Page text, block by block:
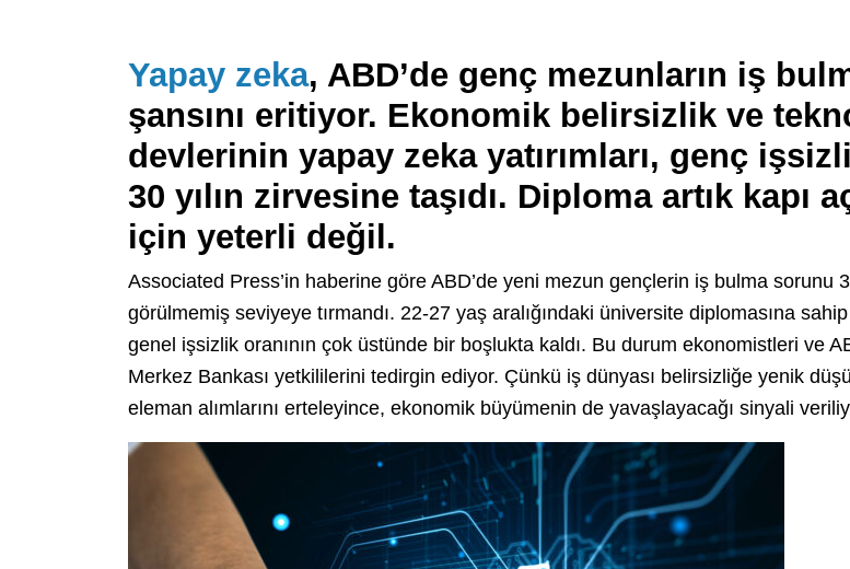
Yapay zeka, ABD’de genç mezunların iş
şansını eritiyor. Ekonomik belirsizlik ve
devlerinin yapay zeka yatırımları, genç
30 yılın zirvesine taşıdı. Diploma artık kapı
için yeterli değil.
Associated Press’in haberine göre ABD’de yeni mezun gençlerin iş bulma sorunu
görülmemiş seviyeye tırmandı. 22-27 yaş aralığındaki üniversite diplomasına
genel işsizlik oranının çok üstünde bir boşlukta kaldı. Bu durum ekonomistleri ve
Merkez Bankası yetkililerini tedirgin ediyor. Çünkü iş dünyası belirsizliğe yenik
eleman alımlarını erteleyince, ekonomik büyümenin de yavaşlayacağı sinyali